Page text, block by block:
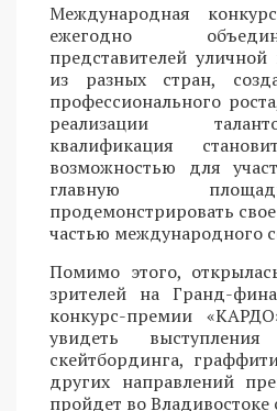
Международная
ежегодно
представителей
из разных стран,
профессионального
реализации
квалификация
возможностью для
главную
продемонстрировать
частью международного
Помимо этого,
зрителей на Гранд-
конкурс-премии
увидеть
скейтбординга,
других направлений
пройдет во Владивостоке